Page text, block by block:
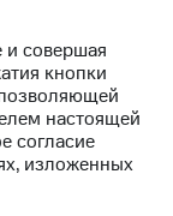
совершая
кнопки
настоящей
согласие
изложенных